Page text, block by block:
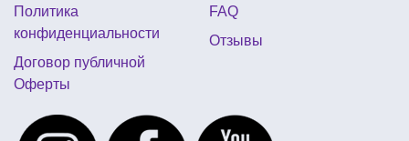
Политика
конфиденциальности
Договор публичной
Оферты
FAQ
Отзывы